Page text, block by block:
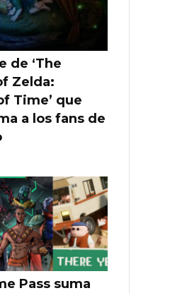
de ‘The
Zelda:
Time’ que
a los fans de
Pass suma